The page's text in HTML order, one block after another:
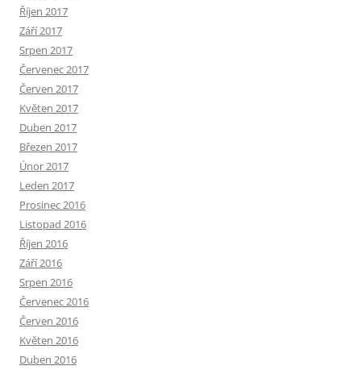
Říjen 2017
Září 2017
Srpen 2017
Červenec 2017
Červen 2017
Květen 2017
Duben 2017
Březen 2017
Únor 2017
Leden 2017
Prosinec 2016
Listopad 2016
Říjen 2016
Září 2016
Srpen 2016
Červenec 2016
Červen 2016
Květen 2016
Duben 2016